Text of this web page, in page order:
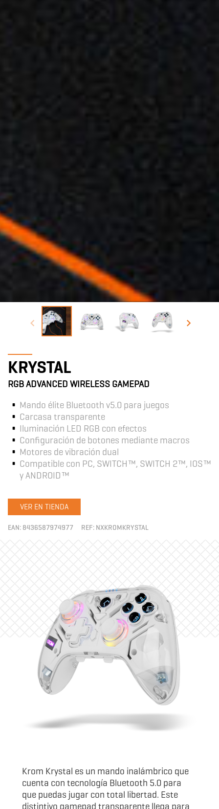
KRYSTAL
RGB ADVANCED WIRELESS GAMEPAD
Mando élite Bluetooth v5.0 para juegos
Carcasa transparente
Iluminación LED RGB con efectos
Configuración de botones mediante macros
Motores de vibración dual
Compatible con PC, SWITCH™, SWITCH 2™, IOS™
y ANDROID™
VER EN TIENDA
EAN: 8436587974977 REF: NXKROMKRYSTAL
Krom Krystal es un mando inalámbrico que
cuenta con tecnología Bluetooth 5.0 para
que puedas jugar con total libertad. Este
distintivo gamepad transparente llega para